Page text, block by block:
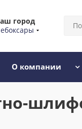
город
О компании